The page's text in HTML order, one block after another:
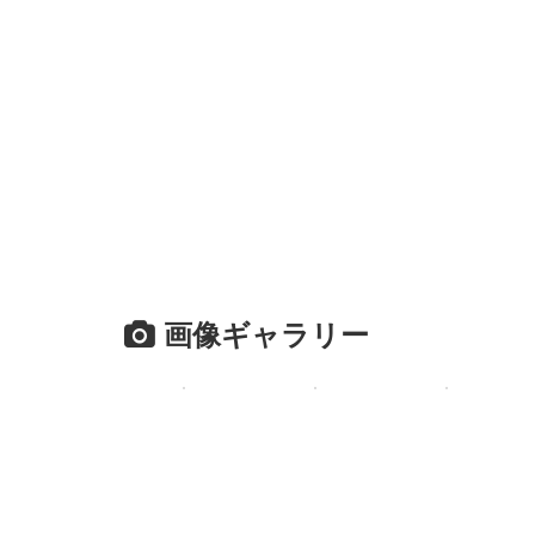
画像ギャラリー